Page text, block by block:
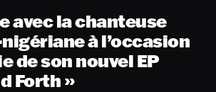
avec la chanteuse
à l’occasion
de son nouvel EP
Forth »